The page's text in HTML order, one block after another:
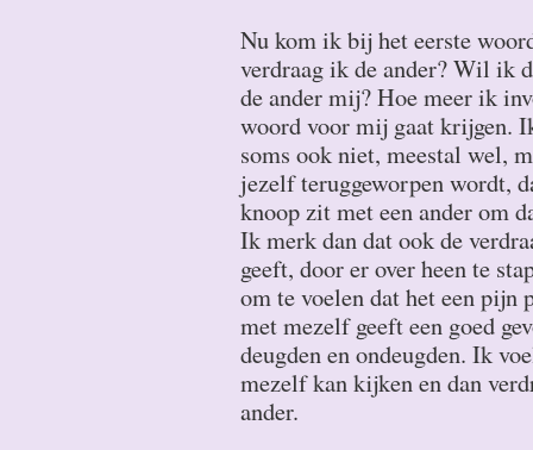
Nu kom ik bij het eerste
verdraag ik de ander? Wil ik
de ander mij? Hoe meer ik
woord voor mij gaat krijgen.
soms ook niet, meestal wel,
jezelf teruggeworpen wordt,
knoop zit met een ander om
Ik merk dan dat ook de
geeft, door er over heen te
om te voelen dat het een
met mezelf geeft een goed
deugden en ondeugden. Ik
mezelf kan kijken en dan
ander.